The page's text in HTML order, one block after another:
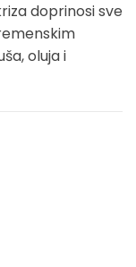
doprinosi sve
oluja i